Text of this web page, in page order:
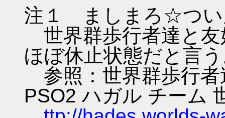
注１ ましまろ☆つい
世界群歩行者達と友
ほぼ休止状態だと言
参照：世界群歩行者
PSO2 ハガル チーム